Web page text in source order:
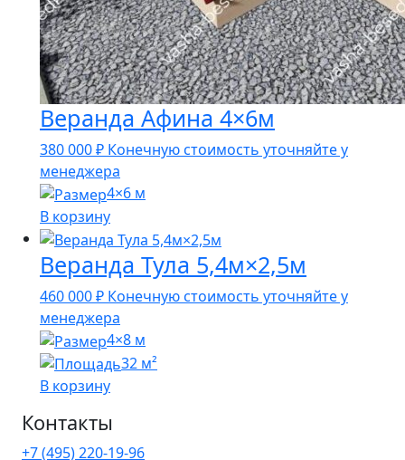
Веранда Афина 4×6м
380 000₽ Конечную стоимость уточняйте у
менеджера
4×6 м
В корзину
Веранда Тула 5,4м×2,5м
460 000₽ Конечную стоимость уточняйте у
менеджера
4×8 м
32 м²
В корзину
Контакты
+7 (495) 220-19-96